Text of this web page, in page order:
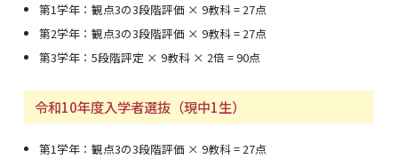
第1学年：観点3の3段階評価 × 9教科 = 27点
第2学年：観点3の3段階評価 × 9教科 = 27点
第3学年：5段階評定 × 9教科 × 2倍 = 90点
令和10年度入学者選抜（現中1生）
第1学年：観点3の3段階評価 × 9教科 = 27点